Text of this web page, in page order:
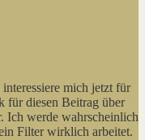
mich jetzt für
für diesen Beitrag über
Ich werde wahrscheinlich
Filter wirklich arbeitet.